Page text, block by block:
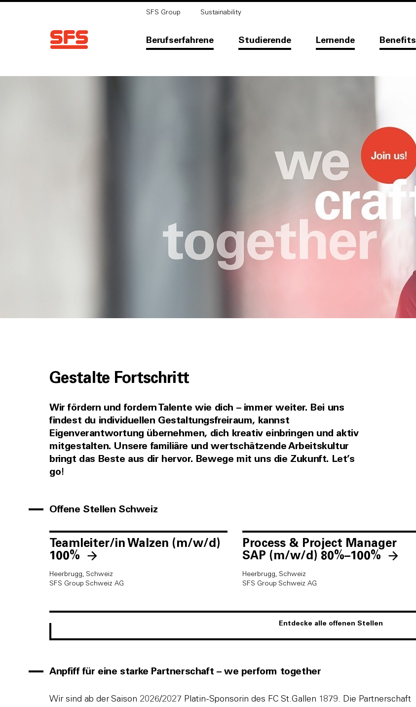
SFS Group Sustainability
Berufserfahrene Studierende Lernende Benefits
Gestalte Fortschritt
Wir fördern und fordern Talente wie dich – immer weiter. Bei uns
findest du individuellen Gestaltungsfreiraum, kannst
Eigenverantwortung übernehmen, dich kreativ einbringen und aktiv
mitgestalten. Unsere familiäre und wertschätzende Arbeitskultur
bringt das Beste aus dir hervor. Bewege mit uns die Zukunft. Let’s
go!
Offene Stellen Schweiz
Teamleiter/in Walzen (m/w/d)
100%
Heerbrugg, Schweiz
SFS Group Schweiz AG
Process & Project Manager
SAP (m/w/d) 80%–100%
Heerbrugg, Schweiz
SFS Group Schweiz AG
Entdecke alle offenen Stellen
Anpfiff für eine starke Partnerschaft – we perform together
Wir sind ab der Saison 2026/2027 Platin-Sponsorin des FC St.Gallen 1879. Die Partnerschaft